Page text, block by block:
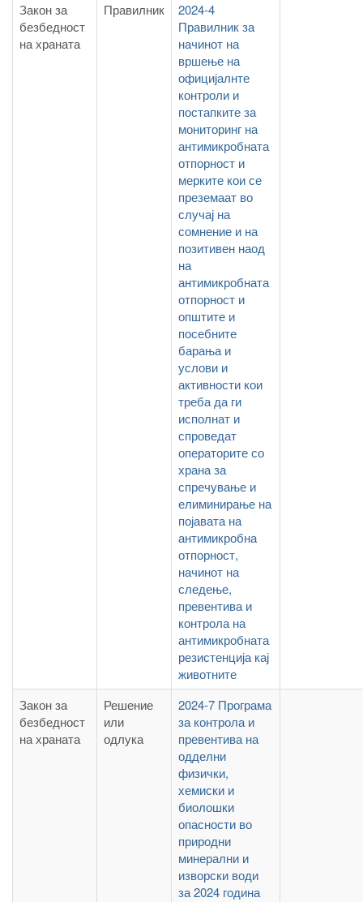
Закон за
безбедност
на храната
Правилник
2024-4
Правилник за
начинот на
вршење на
официјалнте
контроли и
постапките за
мониторинг на
антимикробната
отпорност и
мерките кои се
преземаат во
случај на
сомнение и на
позитивен наод
на
антимикробната
отпорност и
општите и
посебните
барања и
услови и
активности кои
треба да ги
исполнат и
спроведат
операторите со
храна за
спречување и
елиминирање на
појавата на
антимикробна
отпорност,
начинот на
следење,
превентива и
контрола на
антимикробната
резистенција кај
животните
Закон за
безбедност
на храната
Решение
или
одлука
2024-7 Програма
за контрола и
превентива на
одделни
физички,
хемиски и
биолошки
опасности во
природни
минерални и
изворски води
за 2024 година